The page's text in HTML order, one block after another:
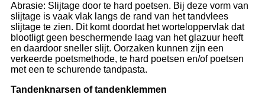
Abrasie: Slijtage door te hard poetsen. Bij deze vorm van
slijtage is vaak vlak langs de rand van het tandvlees
slijtage te zien. Dit komt doordat het worteloppervlak dat
blootligt geen beschermende laag van het glazuur heeft
en daardoor sneller slijt. Oorzaken kunnen zijn een
verkeerde poetsmethode, te hard poetsen en/of poetsen
met een te schurende tandpasta.
Tandenknarsen of tandenklemmen